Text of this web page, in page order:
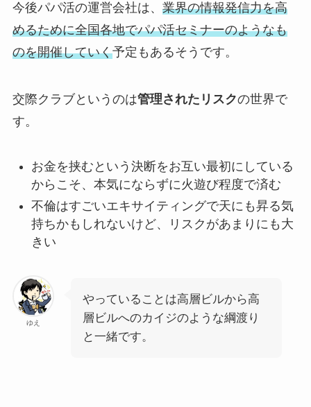
今後パパ活の運営会社は、 業界の情報発信力を高
めるために全国各地でパパ活セミナーのようなも
のを開催していく予定もあるそうです。
交際クラブというのは管理されたリスクの世界で
す。
お金を挟むという決断をお互い最初にしている
からこそ、本気にならずに火遊び程度で済む
不倫はすごいエキサイティングで天にも昇る気
持ちかもしれないけど、リスクがあまりにも大
きい
ゆえ
やっていることは高層ビルから高
層ビルへのカイジのような綱渡り
と一緒です。